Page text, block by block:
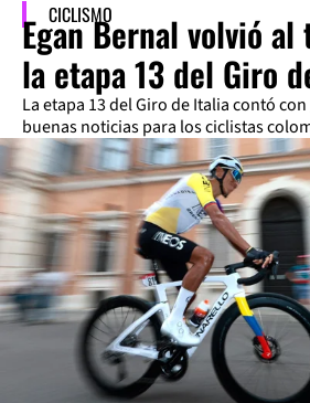
CICLISMO
Egan Bernal volvió
la etapa 13 del Giro
La etapa 13 del Giro de Italia contó
buenas noticias para los ciclistas